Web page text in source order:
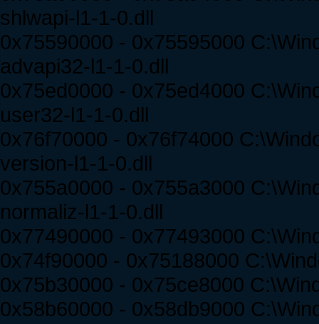
shlwapi-l1-1-0.dll
0x75590000 - 0x75595000
advapi32-l1-1-0.dll
0x75ed0000 - 0x75ed4000
user32-l1-1-0.dll
0x76f70000 - 0x76f74000
version-l1-1-0.dll
0x755a0000 - 0x755a3000
normaliz-l1-1-0.dll
0x77490000 - 0x77493000
0x74f90000 - 0x75188000
0x75b30000 - 0x75ce8000
0x58b60000 - 0x58db9000